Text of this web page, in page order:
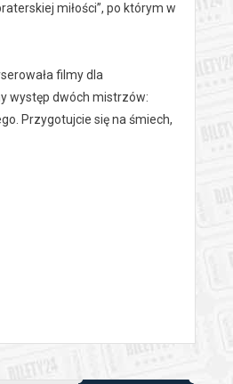
miłości”, po którym w
filmy dla
występ dwóch mistrzów:
Przygotujcie się na śmiech,
komunikatem